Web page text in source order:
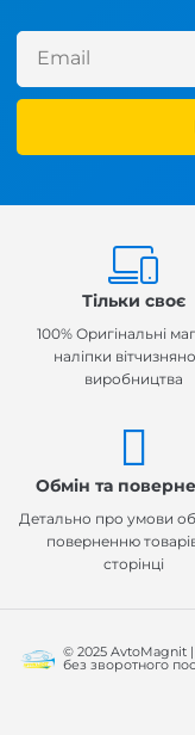
Тільки своє
100% Оригінальні
наліпки
виробництва
Обмін та
Детально про умови
поверненню
сторінці
© 2025 AvtoMagnit |
без зворотного